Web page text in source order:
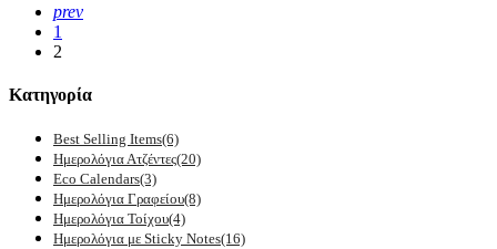
prev
1
2
Κατηγορία
Best Selling Items(6)
Ημερολόγια Ατζέντες(20)
Eco Calendars(3)
Ημερολόγια Γραφείου(8)
Ημερολόγια Τοίχου(4)
Ημερολόγια με Sticky Notes(16)